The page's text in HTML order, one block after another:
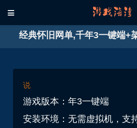

经典怀旧网单,千年3一键端+
说
游戏版本：年3一键端
安装环境：无需虚拟机，支